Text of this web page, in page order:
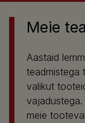
Meie
Aastaid
teadmistega
valikut
meie